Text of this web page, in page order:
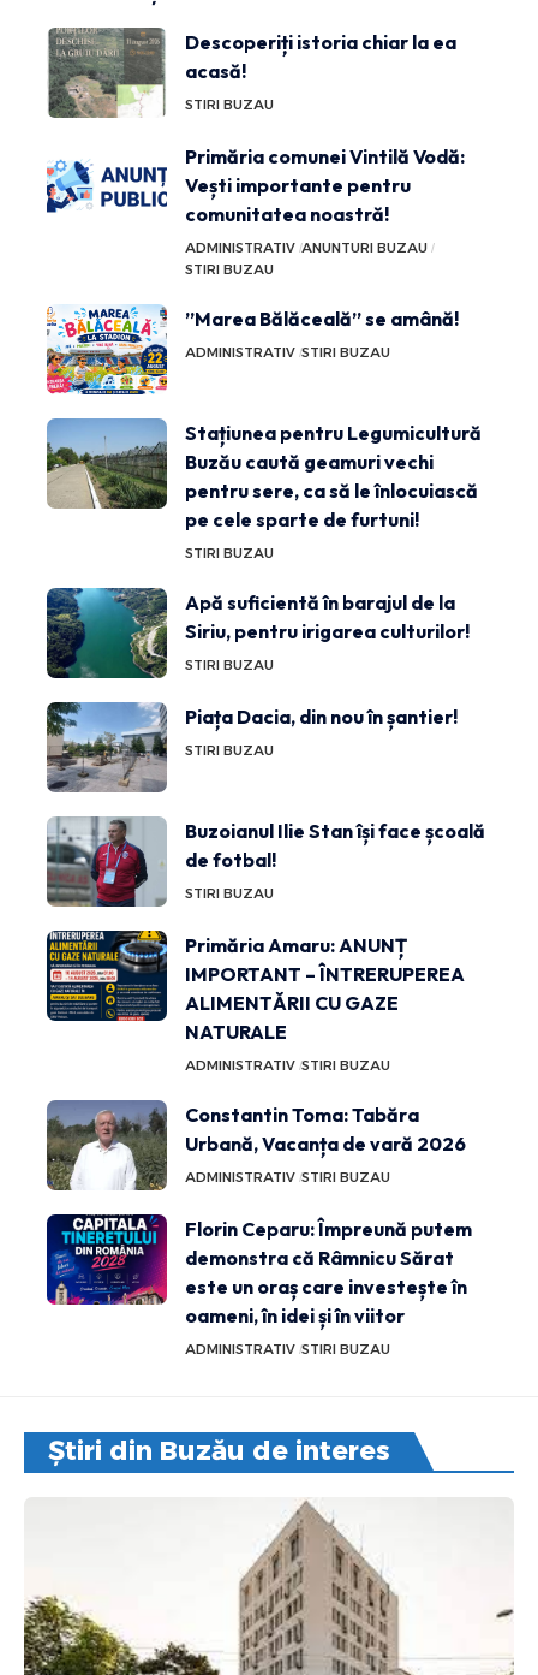
Descoperiți istoria chiar la ea
acasă!
STIRI BUZAU
Primăria comunei Vintilă Vodă:
Vești importante pentru
comunitatea noastră!
ADMINISTRATIV ANUNTURI BUZAU
STIRI BUZAU
”Marea Bălăceală” se amână!
ADMINISTRATIV STIRI BUZAU
Stațiunea pentru Legumicultură
Buzău caută geamuri vechi
pentru sere, ca să le înlocuiască
pe cele sparte de furtuni!
STIRI BUZAU
Apă suficientă în barajul de la
Siriu, pentru irigarea culturilor!
STIRI BUZAU
Piața Dacia, din nou în șantier!
STIRI BUZAU
Buzoianul Ilie Stan își face școală
de fotbal!
STIRI BUZAU
Primăria Amaru: ANUNȚ
IMPORTANT – ÎNTRERUPEREA
ALIMENTĂRII CU GAZE
NATURALE
ADMINISTRATIV STIRI BUZAU
Constantin Toma: Tabăra
Urbană, Vacanța de vară 2026
ADMINISTRATIV STIRI BUZAU
Florin Ceparu: Împreună putem
demonstra că Râmnicu Sărat
este un oraș care investește în
oameni, în idei și în viitor
ADMINISTRATIV STIRI BUZAU
Știri din Buzău de interes